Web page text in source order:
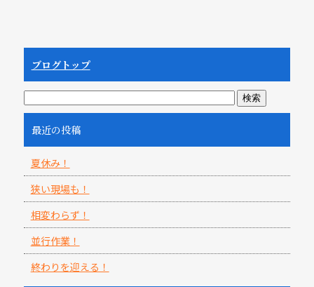
ブログトップ
最近の投稿
夏休み！
狭い現場も！
相変わらず！
並行作業！
終わりを迎える！